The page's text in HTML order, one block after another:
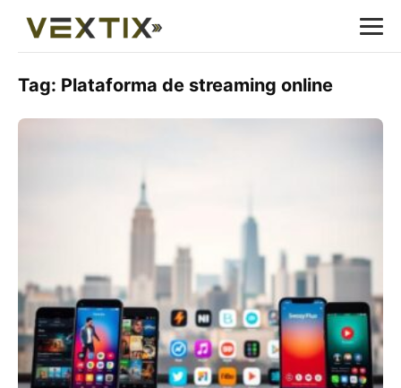
Tag: Plataforma de streaming online